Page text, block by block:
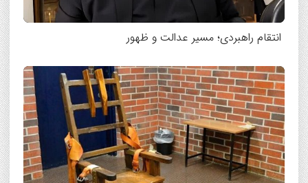
انتقام راهبردی؛ مسیر عدالت و ظهور